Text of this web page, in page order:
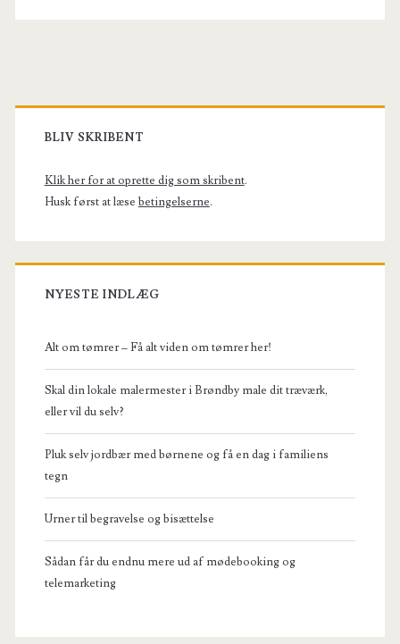
Primary
Sidebar
BLIV SKRIBENT
Klik her for at oprette dig som skribent.
Husk først at læse betingelserne.
NYESTE INDLÆG
Alt om tømrer – Få alt viden om tømrer her!
Skal din lokale malermester i Brøndby male dit træværk,
eller vil du selv?
Pluk selv jordbær med børnene og få en dag i familiens
tegn
Urner til begravelse og bisættelse
Sådan får du endnu mere ud af mødebooking og
telemarketing